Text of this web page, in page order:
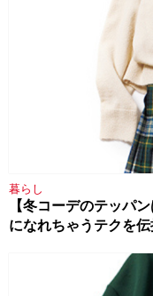
暮らし
【冬コーデのテッパ
になれちゃうテクを